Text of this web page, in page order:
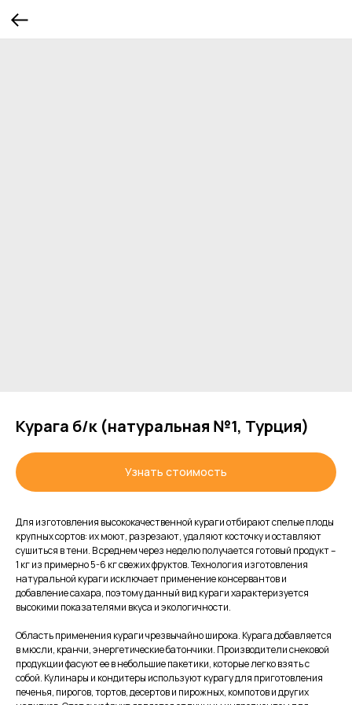
Курага б/к (натуральная №1, Турция)
Узнать стоимость
Для изготовления высококачественной кураги отбирают спелые плоды
крупных сортов: их моют, разрезают, удаляют косточку и оставляют
сушиться в тени. В среднем через неделю получается готовый продукт –
1 кг из примерно 5-6 кг свежих фруктов. Технология изготовления
натуральной кураги исключает применение консервантов и
добавление сахара, поэтому данный вид кураги характеризуется
высокими показателями вкуса и экологичности.
Область применения кураги чрезвычайно широка. Курага добавляется
в мюсли, кранчи, энергетические батончики. Производители снековой
продукции фасуют ее в небольшие пакетики, которые легко взять с
собой. Кулинары и кондитеры используют курагу для приготовления
печенья, пирогов, тортов, десертов и пирожных, компотов и других